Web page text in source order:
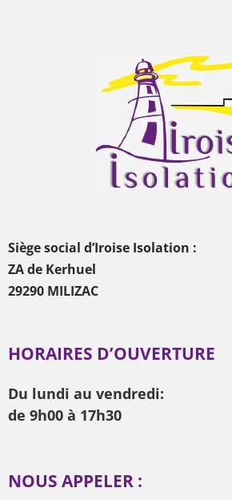
Siège social d’Iroise Isolation :
ZA de Kerhuel
29290 MILIZAC
HORAIRES D’OUVERTURE
Du lundi au vendredi:
de 9h00 à 17h30
NOUS APPELER :